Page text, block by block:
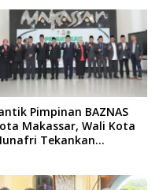
Pimpinan BAZNAS
Makassar, Wali Kota
Tekankan